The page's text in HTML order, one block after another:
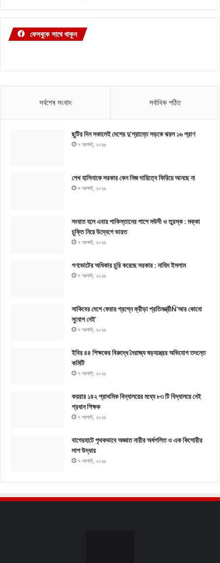
ফেসবুকে সাথে থাকুন
সর্বশেষ সংবাদ সর্বাধিক পঠিত
ছুটির দিন সকালেই দেশের দু’প্রান্তে সড়কে ঝরল ১৬ প্রাণ
৭ আগস্ট, ২০২৬
শেখ হাসিনাকে সরকার কেন নিজ দায়িত্বে ফিরিয়ে আনছে না
৭ আগস্ট, ২০২৬
সংঘাত হলে এবার পাকিস্তানের পাশে সউদী ও তুরস্ক : মক্কা
চুক্তি নিয়ে উদ্বেগে ভারত
৭ আগস্ট, ২০২৬
গণভোটের অধিকার চুরি করেছে সরকার : নাহিদ ইসলাম
৭ আগস্ট, ২০২৬
সাকিবের দেশে ফেরার প্রশ্নে ক্রীড়া প্রতিমন্ত্রীÑ‘আর কোনো
সুযোগ নেই’
৭ আগস্ট, ২০২৬
ইবির ৪৪ শিক্ষকের বিরুদ্ধে নৈরাজ্য ষড়যন্ত্রের অভিযোগ তদন্তে
কমিটি
৭ আগস্ট, ২০২৬
কয়রার ১৪২ প্রাথমিক বিদ্যালয়ের মধ্যে ৮৩ টি বিদ্যালয়ে নেই
প্রধান শিক্ষক
৭ আগস্ট, ২০২৬
বাগেরহাটে পৃথকভাবে অজ্ঞাত নারীর অর্ধগলিত ও এক কিশোরীর
লাশ উদ্ধার
৭ আগস্ট, ২০২৬